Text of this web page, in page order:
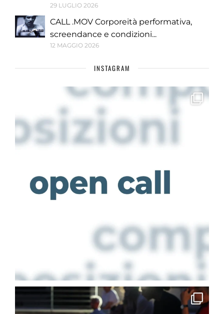
29 LUGLIO 2026
CALL .MOV Corporeità performativa,
screendance e condizioni...
12 MAGGIO 2026
INSTAGRAM